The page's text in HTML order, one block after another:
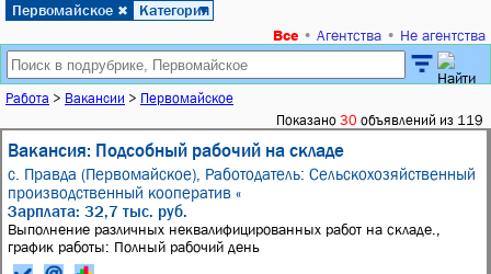
Первомайское ✖ Категория
▼
Все • Агентства • Не агентства
Работа > Вакансии > Первомайское
Показано 30 объявлений из 119
Вакансия: Подсобный рабочий на складе
с. Правда (Первомайское), Работодатель: Сельскохозяйственный
производственный кооператив «
Зарплата: 32,7 тыс. руб.
Выполнение различных неквалифицированных работ на складе.,
график работы: Полный рабочий день